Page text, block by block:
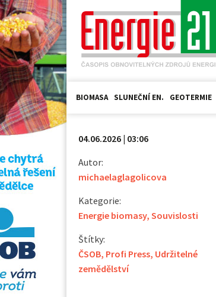
BIOMASA SLUNEČNÍ EN. GEOTERMIE
04.06.2026 | 03:06
Autor:
michaelaglagolicova
Kategorie:
Energie biomasy, Souvislosti
Štítky:
ČSOB, Profi Press, Udržitelné
zemědělství